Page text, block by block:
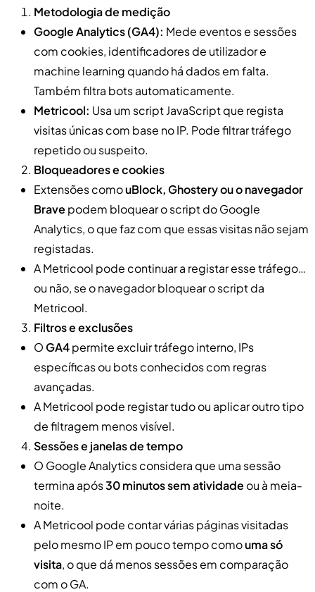
Metodologia de medição
Google Analytics (GA4): Mede eventos e sessões
com cookies, identificadores de utilizador e
machine learning quando há dados em falta.
Também filtra bots automaticamente.
Metricool: Usa um script JavaScript que regista
visitas únicas com base no IP. Pode filtrar tráfego
repetido ou suspeito.
Bloqueadores e cookies
Extensões comouBlock, Ghostery ou o navegador
Brave podem bloquear o script do Google
Analytics, o que faz com que essas visitas não sejam
registadas.
A Metricool pode continuar a registar esse tráfego…
ou não, se o navegador bloquear o script da
Metricool.
Filtros e exclusões
O GA4permite excluir tráfego interno, IPs
específicas ou bots conhecidos com regras
avançadas.
A Metricool pode registar tudo ou aplicar outro tipo
de filtragem menos visível.
Sessões e janelas de tempo
O Google Analytics considera que uma sessão
termina após30 minutos sem atividade ou à meia-
noite.
A Metricool pode contar várias páginas visitadas
pelo mesmo IP em pouco tempo comouma só
visita, o que dá menos sessões em comparação
com o GA.